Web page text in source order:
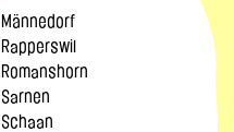
Männedorf
Rapperswil
Romanshorn
Sarnen
Schaan